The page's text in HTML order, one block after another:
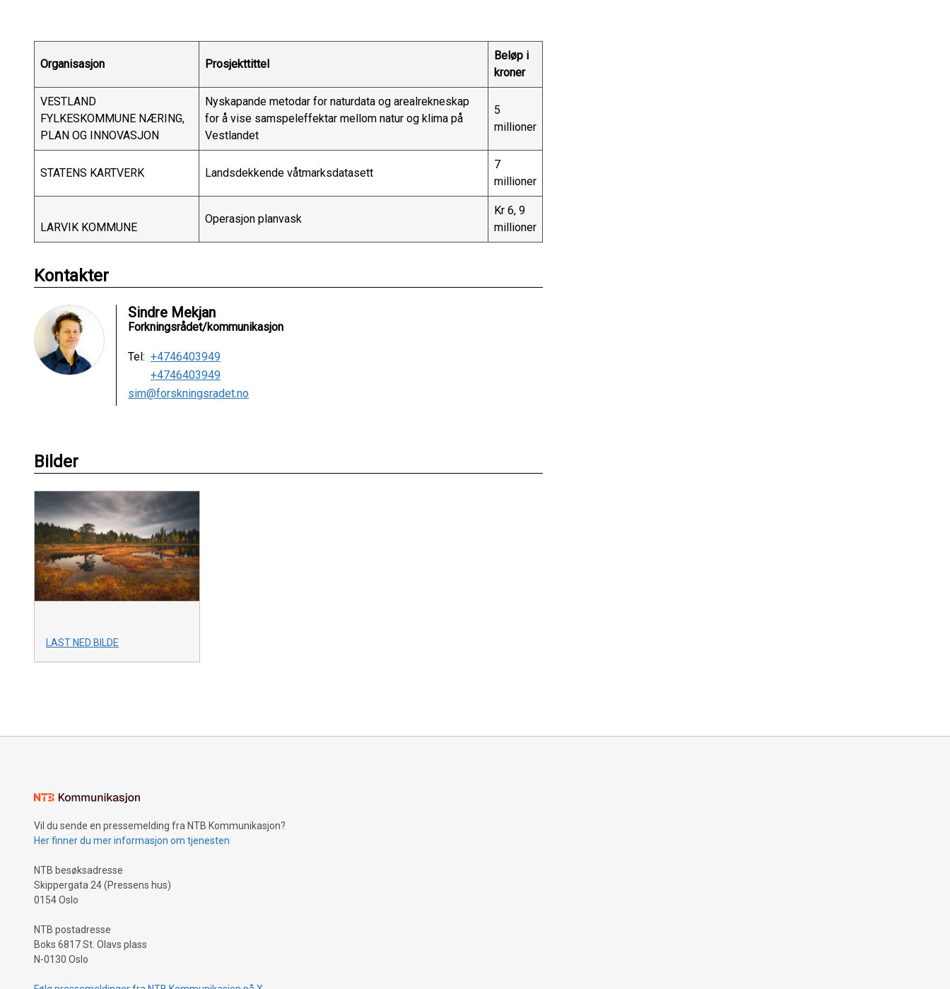
Organisasjon Prosjekttittel
Beløp i
kroner
VESTLAND
FYLKESKOMMUNE NÆRING,
PLAN OG INNOVASJON
Nyskapande metodar for naturdata og arealrekneskap
for å vise samspeleffektar mellom natur og klima på
Vestlandet
5
millioner
STATENS KARTVERK Landsdekkende våtmarksdatasett
7
millioner
LARVIK KOMMUNE
Operasjon planvask
Kr 6, 9
millioner
Kontakter
Sindre Mekjan
Forkningsrådet/kommunikasjon
Tel: +4746403949
+4746403949
sim@forskningsradet.no
Bilder
LAST NED BILDE
Vil du sende en pressemelding fra NTB Kommunikasjon?
Her finner du mer informasjon om tjenesten
NTB besøksadresse
Skippergata 24 (Pressens hus)
0154 Oslo
NTB postadresse
Boks 6817 St. Olavs plass
N-0130 Oslo